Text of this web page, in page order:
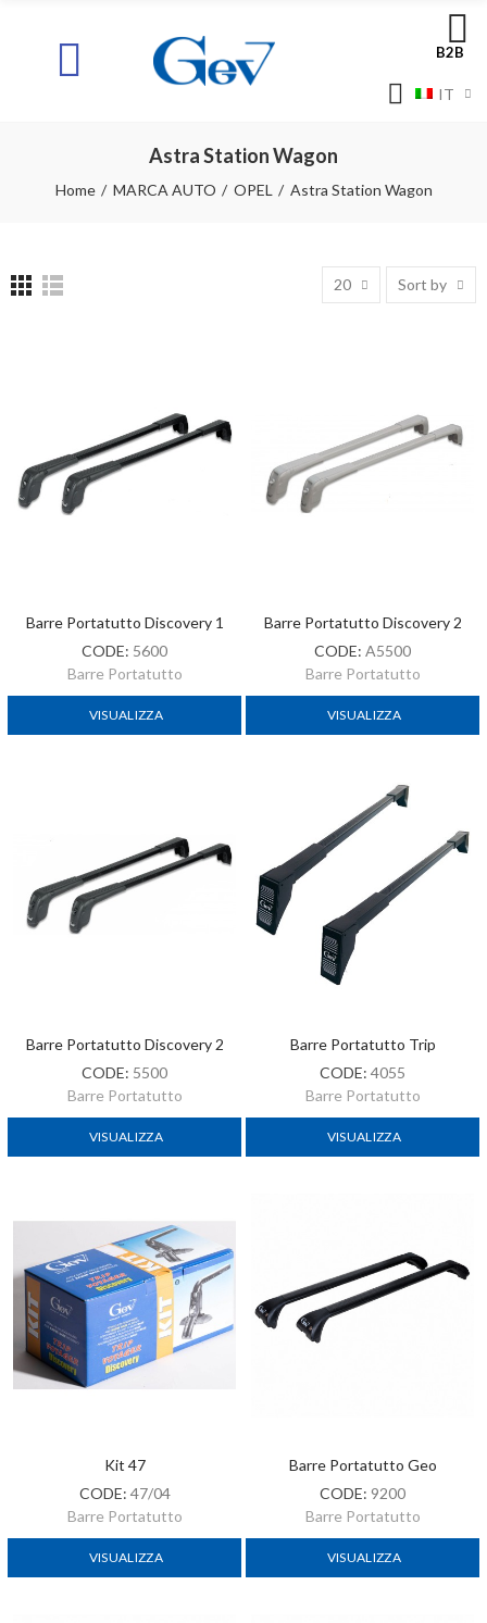
B2B
IT
Astra Station Wagon
Home MARCA AUTO OPEL Astra Station Wagon
20 Sort by
Barre Portatutto Discovery 1
CODE: 5600
Barre Portatutto
VISUALIZZA
Barre Portatutto Discovery 2
CODE: A5500
Barre Portatutto
VISUALIZZA
Barre Portatutto Discovery 2
CODE: 5500
Barre Portatutto
VISUALIZZA
Barre Portatutto Trip
CODE: 4055
Barre Portatutto
VISUALIZZA
Kit 47
CODE: 47/04
Barre Portatutto
VISUALIZZA
Barre Portatutto Geo
CODE: 9200
Barre Portatutto
VISUALIZZA